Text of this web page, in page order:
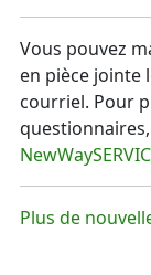
Vous pouvez
en pièce jointe
courriel. Pour
Plus de